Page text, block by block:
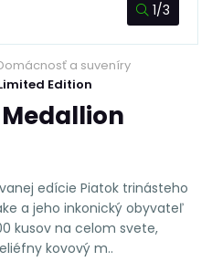
1/3
a suveníry
Edition
edície Piatok trinásteho
a jeho inkonický obyvateľ
kusov na celom svete,
kovový m..